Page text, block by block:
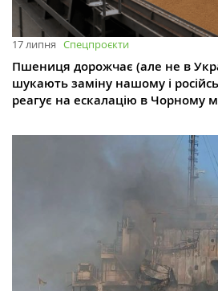
17 липня Спецпроєкти
Пшениця дорожчає (але не в
шукають заміну нашому і
реагує на ескалацію в Чорному